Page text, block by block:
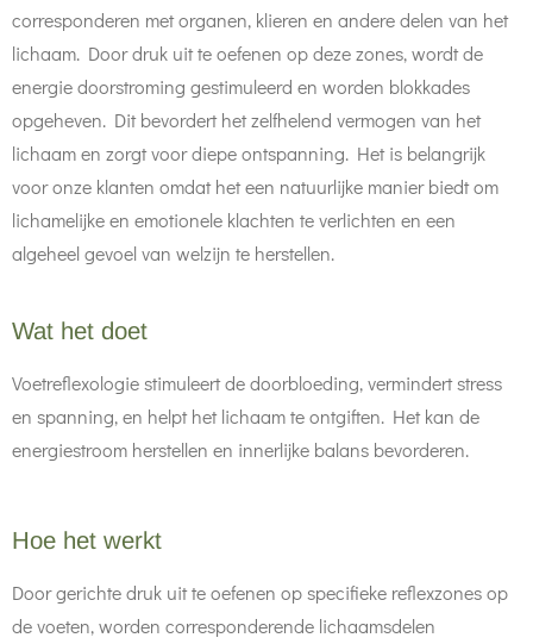
corresponderen met organen, klieren en andere delen van het
lichaam. Door druk uit te oefenen op deze zones, wordt de
energie doorstroming gestimuleerd en worden blokkades
opgeheven. Dit bevordert het zelfhelend vermogen van het
lichaam en zorgt voor diepe ontspanning. Het is belangrijk
voor onze klanten omdat het een natuurlijke manier biedt om
lichamelijke en emotionele klachten te verlichten en een
algeheel gevoel van welzijn te herstellen.
Wat het doet
Voetreflexologie stimuleert de doorbloeding, vermindert stress
en spanning, en helpt het lichaam te ontgiften. Het kan de
energiestroom herstellen en innerlijke balans bevorderen.
Hoe het werkt
Door gerichte druk uit te oefenen op specifieke reflexzones op
de voeten, worden corresponderende lichaamsdelen